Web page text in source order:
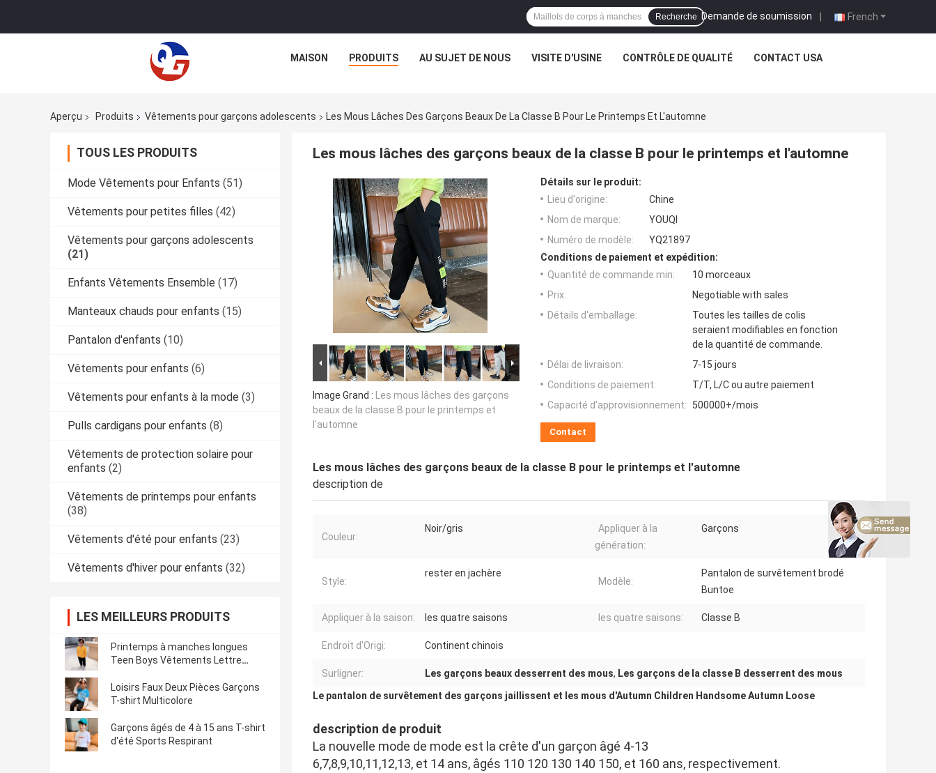
French
Demande de soumission |
Recherche
MAISON PRODUITS AU SUJET DE NOUS VISITE D'USINE CONTRÔLE DE QUALITÉ CONTACT USA
Aperçu Produits Vêtements pour garçons adolescents Les Mous Lâches Des Garçons Beaux De La Classe B Pour Le Printemps Et L'automne
TOUS LES PRODUITS
Mode Vêtements pour Enfants (51)
Vêtements pour petites filles (42)
Vêtements pour garçons adolescents
(21)
Enfants Vêtements Ensemble (17)
Manteaux chauds pour enfants (15)
Pantalon d'enfants (10)
Vêtements pour enfants (6)
Vêtements pour enfants à la mode (3)
Pulls cardigans pour enfants (8)
Vêtements de protection solaire pour
enfants (2)
Vêtements de printemps pour enfants
(38)
Vêtements d'été pour enfants (23)
Vêtements d'hiver pour enfants (32)
LES MEILLEURS PRODUITS
Printemps à manches longues
Teen Boys Vêtements Lettre
Loisirs Faux Deux Pièces Garçons
T-shirt Multicolore
Garçons âgés de 4 à 15 ans T-shirt
d'été Sports Respirant
Les mous lâches des garçons beaux de la classe B pour le printemps et l'automne
Image Grand : Les mous lâches des garçons
beaux de la classe B pour le printemps et
l'automne
Détails sur le produit:
Lieu d'origine:
Chine
Nom de marque:
YOUQI
Numéro de modèle:
YQ21897
Conditions de paiement et expédition:
Quantité de commande min:
10 morceaux
Prix:
Negotiable with sales
Détails d'emballage:
Toutes les tailles de colis
seraient modifiables en fonction
de la quantité de commande.
Délai de livraison:
7-15 jours
Conditions de paiement:
T/T, L/C ou autre paiement
Capacité d'approvisionnement:
500000+/mois
Contact
Les mous lâches des garçons beaux de la classe B pour le printemps et l'automne
description de
Couleur:
Noir/gris
Appliquer à la
génération:
Garçons
Style:
rester en jachère
Modèle:
Pantalon de survêtement brodé
Buntoe
Appliquer à la saison: les quatre saisons les quatre saisons: Classe B
Endroit d'Origi: Continent chinois
Surligner: Les garçons beaux desserrent des mous, Les garçons de la classe B desserrent des mous
Le pantalon de survêtement des garçons jaillissent et les mous d'Autumn Children Handsome Autumn Loose
description de produit
La nouvelle mode de mode est la crête d'un garçon âgé 4-13
6,7,8,9,10,11,12,13, et 14 ans, âgés 110 120 130 140 150, et 160 ans, respectivement.